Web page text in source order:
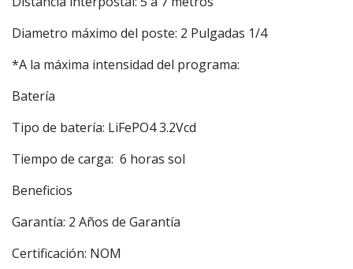
Diametro máximo del poste: 2 Pulgadas 1/4
*A la máxima intensidad del programa:
Batería
Tipo de batería: LiFePO4 3.2Vcd
Tiempo de carga: 6 horas sol
Beneficios
Garantía: 2 Años de Garantía
Certificación: NOM